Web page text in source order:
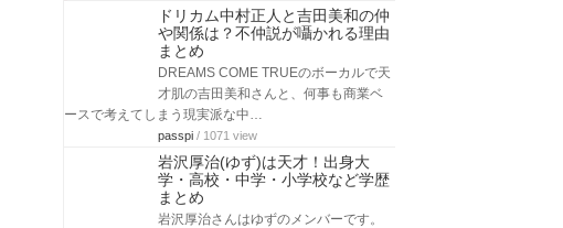
ドリカム中村正人と吉田美和の仲
や関係は？不仲説が囁かれる理由
まとめ
DREAMS COME TRUEのボーカルで天
才肌の吉田美和さんと、何事も商業ベ
ースで考えてしまう現実派な中…
passpi / 1071 view
岩沢厚治(ゆず)は天才！出身大
学・高校・中学・小学校など学歴
まとめ
岩沢厚治さんはゆずのメンバーです。